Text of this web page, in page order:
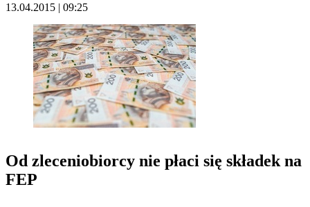
13.04.2015 | 09:25
Od zleceniobiorcy nie płaci się składek na
FEP